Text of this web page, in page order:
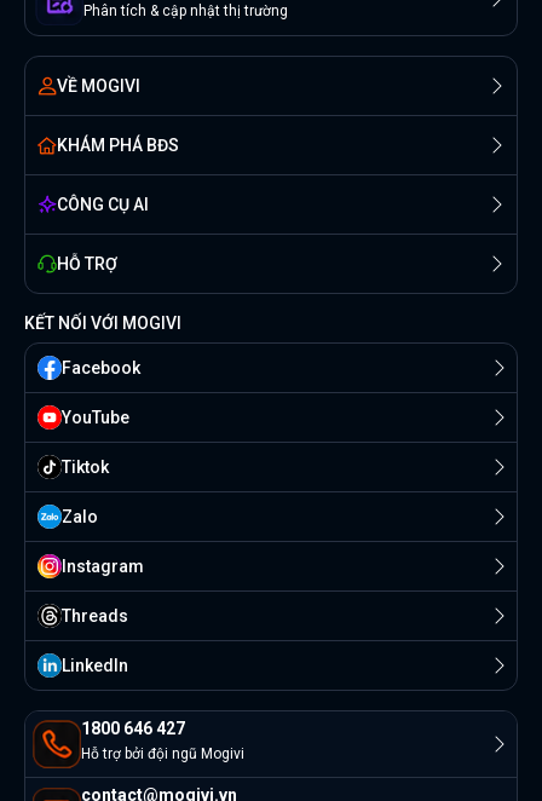
Phân tích & cập nhật thị trường
VỀ MOGIVI
KHÁM PHÁ BĐS
CÔNG CỤ AI
HỖ TRỢ
1800 646 427
Hỗ trợ bởi đội ngũ Mogivi
contact@mogivi.vn
KẾT NỐI VỚI MOGIVI
Facebook
YouTube
Tiktok
Zalo
Instagram
Threads
Linkedln